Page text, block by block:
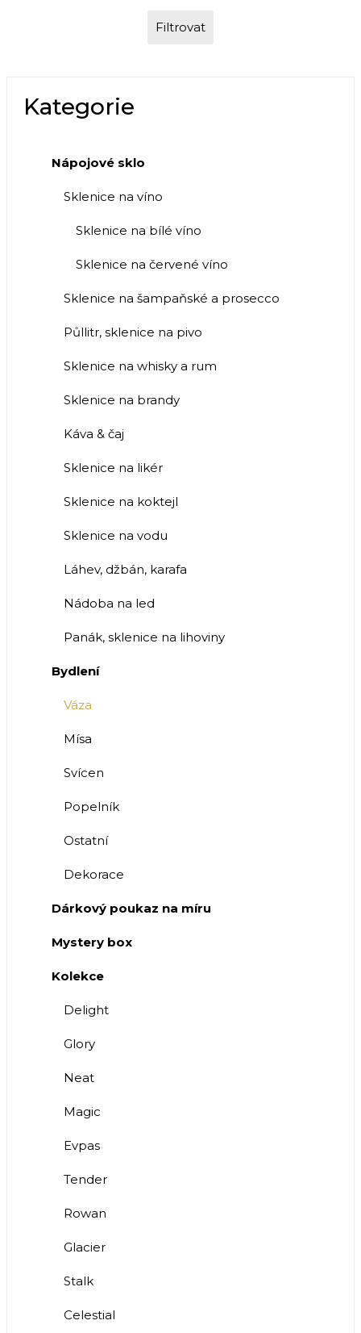
Filtrovat
Kategorie
Nápojové sklo
Sklenice na víno
Sklenice na bílé víno
Sklenice na červené víno
Sklenice na šampaňské a prosecco
Půllitr, sklenice na pivo
Sklenice na whisky a rum
Sklenice na brandy
Káva & čaj
Sklenice na likér
Sklenice na koktejl
Sklenice na vodu
Láhev, džbán, karafa
Nádoba na led
Panák, sklenice na lihoviny
Bydlení
Váza
Mísa
Svícen
Popelník
Ostatní
Dekorace
Dárkový poukaz na míru
Mystery box
Kolekce
Delight
Glory
Neat
Magic
Evpas
Tender
Rowan
Glacier
Stalk
Celestial